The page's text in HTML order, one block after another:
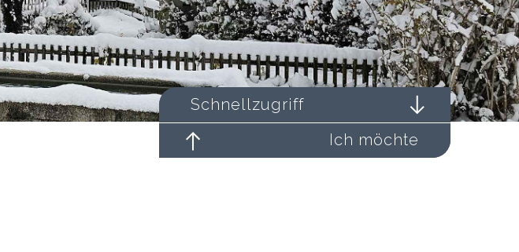
Schnellzugriff
Ich möchte